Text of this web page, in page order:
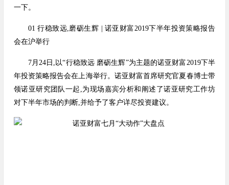
一下。
01 行稳致远,磨砺生辉 | 诺亚财富2019下半年投资策略报告
会在沪举行
7月24日,以“行稳致远 磨砺生辉”为主题的诺亚财富2019下半
年投资策略报告会在上海举行。诺亚财富首席研究官夏春博士带
领诺亚研究团队一起,为现场嘉宾分析和阐述了诺亚研究工作坊
对下半年市场的判断,并给予了客户详尽投资建议。